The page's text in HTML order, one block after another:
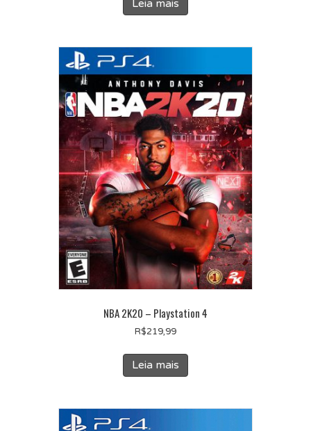
Leia mais
NBA 2K20 – Playstation 4
R$219,99
Leia mais